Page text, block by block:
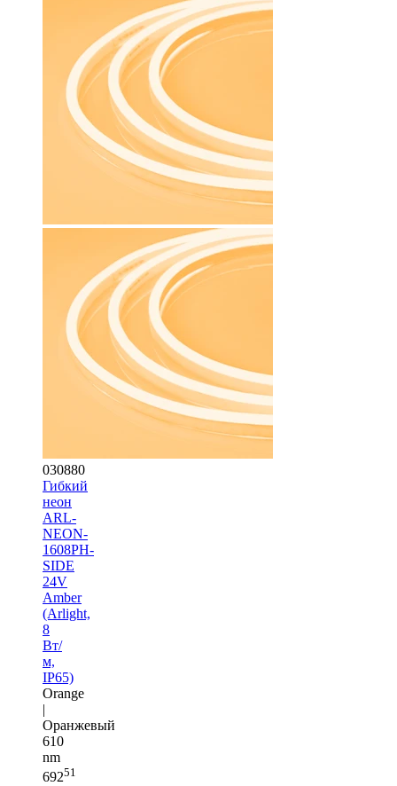
030880
Гибкий
неон
ARL-
NEON-
1608PH-
SIDE
24V
Amber
(Arlight,
8
Вт/
м,
IP65)
Orange
|
Оранжевый
610
nm
69251